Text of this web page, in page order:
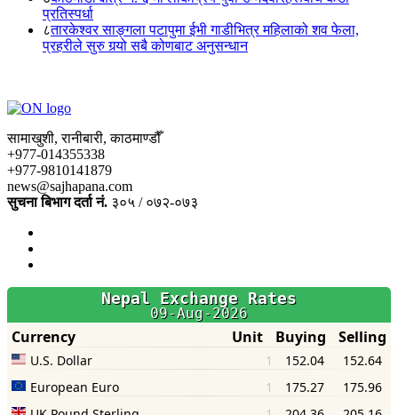
प्रतिस्पर्धा
८तारकेश्वर साङ्गला पटापुमा ईभी गाडीभित्र महिलाको शव फेला,
प्रहरीले सुरु गर्‍यो सबै कोणबाट अनुसन्धान
सामाखुशी, रानीबारी, काठमाण्डौँ
+977-014355338
+977-9810141879
news@sajhapana.com
सुचना बिभाग दर्ता नं. ३०५ / ०७२-०७३